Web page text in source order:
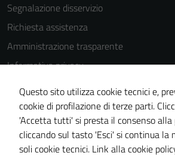
Segnalazione disservizio
Richiesta assistenza
Amministrazione trasparente
Informativa privacy
Cookie Policy
Note legali
Dichiarazione di accessibilità
Piano di miglioramento del sito
Questo sito utilizza cookie tecnici e,
cookie di profilazione di terze parti.
'Accetta tutti' si presta il consenso alla
cliccando sul tasto 'Esci' si continua la
soli cookie tecnici. Link alla cookie